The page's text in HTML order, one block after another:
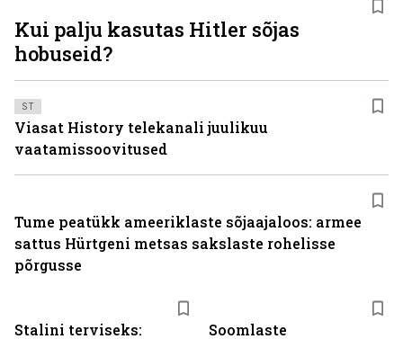
Stalini terviseks: Soomlaste
Kui palju kasutas Hitler sõjas
hobuseid?
ST
Viasat History telekanali juulikuu
vaatamissoovitused
Tume peatükk ameeriklaste sõjaajaloos: armee
sattus Hürtgeni metsas sakslaste rohelisse
põrgusse